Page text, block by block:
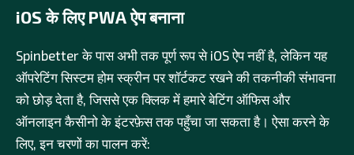
iOS के लिए PWA ऐप बनाना
Spinbetter के पास अभी तक पूर्ण रूप से iOS ऐप नहीं है, लेकिन यह
ऑपरेटिंग सिस्टम होम स्क्रीन पर शॉर्टकट रखने की तकनीकी संभावना
को छोड़ देता है, जिससे एक क्लिक में हमारे बेटिंग ऑफिस और
ऑनलाइन कैसीनो के इंटरफ़ेस तक पहुँचा जा सकता है। ऐसा करने के
लिए, इन चरणों का पालन करें: